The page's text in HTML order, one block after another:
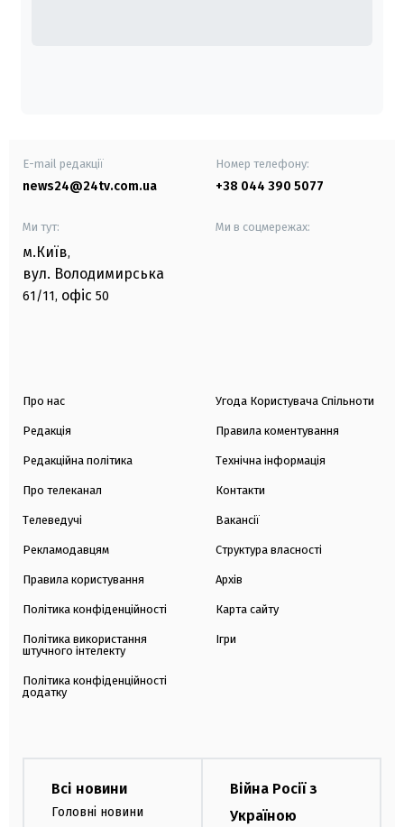
E-mail редакції
news24@24tv.com.ua
Номер телефону:
+38 044 390 5077
Ми тут:
м.Київ,
вул. Володимирська
61/11, офіс 50
Ми в соцмережах:
Про нас
Редакція
Редакційна політика
Про телеканал
Телеведучі
Рекламодавцям
Правила користування
Політика конфіденційності
Політика використання
штучного інтелекту
Політика конфіденційності
додатку
Угода Користувача Спільноти
Правила коментування
Технічна інформація
Контакти
Вакансії
Структура власності
Архів
Карта сайту
Ігри
Всі новини
Головні новини
Війна Росії з
Україною